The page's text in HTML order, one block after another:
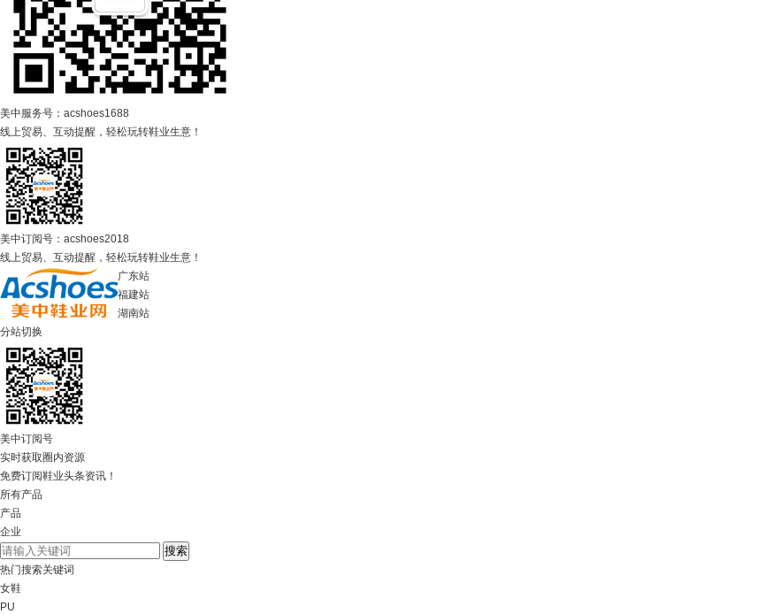
美中服务号：acshoes1688
线上贸易、互动提醒，轻松玩转鞋业生意！
美中订阅号：acshoes2018
线上贸易、互动提醒，轻松玩转鞋业生意！
广东站
福建站
湖南站
分站切换
美中订阅号
实时获取圈内资源
免费订阅鞋业头条资讯！
所有产品
产品
企业
热门搜索关键词
女鞋
PU